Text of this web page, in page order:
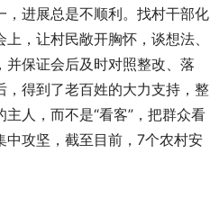
进展总是不顺利。找村干部化
，让村民敞开胸怀，谈想法、
保证会后及时对照整改、落
得到了老百姓的大力支持，整
人，而不是“看客”，把群众看
攻坚，截至目前，7个农村安